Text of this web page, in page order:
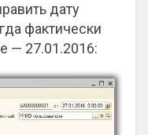
дату
фактически
— 27.01.2016: